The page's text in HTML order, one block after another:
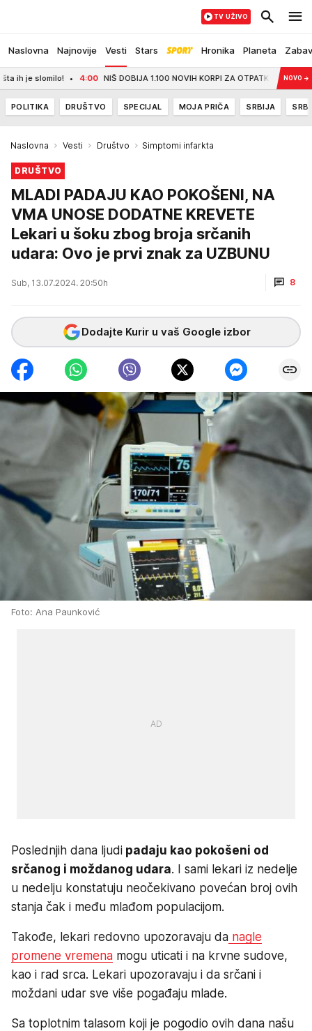
Naslovna Najnovije Vesti Stars Hronika Planeta
TV UŽIVO
slomilo! 4:00 NIŠ DOBIJA 1.100 NOVIH KORPI ZA OTPATKE: Do jeseni
NOVO →
POLITIKA DRUŠTVO SPECIJAL MOJA PRIČA SRBIJA
Naslovna Vesti Društvo Simptomi infarkta
DRUŠTVO
MLADI PADAJU KAO POKOŠENI, NA
VMA UNOSE DODATNE KREVETE
Lekari u šoku zbog broja srčanih
udara: Ovo je prvi znak za UZBUNU
Sub, 13.07.2024. 20:50h 8
Dodajte Kurir u vaš Google izbor
Foto: Ana Paunković
Poslednjih dana ljudi padaju kao pokošeni od
srčanog i moždanog udara. I sami lekari iz nedelje
u nedelju konstatuju neočekivano povećan broj ovih
stanja čak i među mlađom populacijom.
Takođe, lekari redovno upozoravaju da nagle
promene vremena mogu uticati i na krvne sudove,
kao i rad srca. Lekari upozoravaju i da srčani i
moždani udar sve više pogađaju mlade.
Sa toplotnim talasom koji je pogodio ovih dana našu